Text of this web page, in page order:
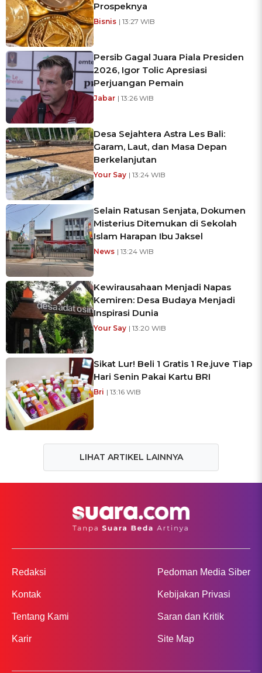
Prospeknya
Bisnis | 13:27 WIB
Persib Gagal Juara Piala Presiden
2026, Igor Tolic Apresiasi
Perjuangan Pemain
Jabar | 13:26 WIB
Desa Sejahtera Astra Les Bali:
Garam, Laut, dan Masa Depan
Berkelanjutan
Your Say | 13:24 WIB
Selain Ratusan Senjata, Dokumen
Misterius Ditemukan di Sekolah
Islam Harapan Ibu Jaksel
News | 13:24 WIB
Kewirausahaan Menjadi Napas
Kemiren: Desa Budaya Menjadi
Inspirasi Dunia
Your Say | 13:20 WIB
Sikat Lur! Beli 1 Gratis 1 Re.juve Tiap
Hari Senin Pakai Kartu BRI
Bri | 13:16 WIB
LIHAT ARTIKEL LAINNYA
Redaksi
Kontak
Tentang Kami
Karir
Pedoman Media Siber
Kebijakan Privasi
Saran dan Kritik
Site Map